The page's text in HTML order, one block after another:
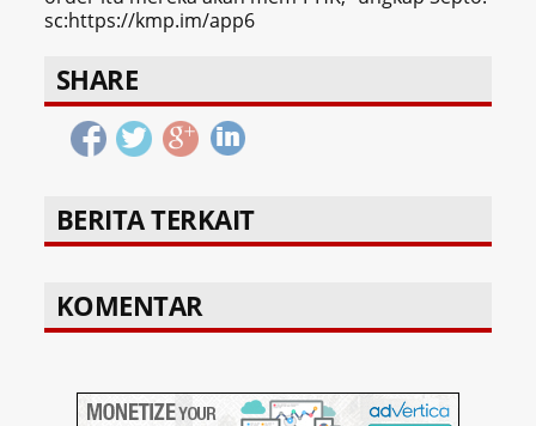
sc:https://kmp.im/app6
SHARE
BERITA TERKAIT
KOMENTAR